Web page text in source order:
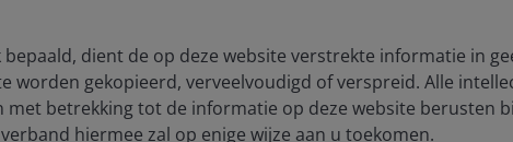
chips and AI-related technologies. This creates a
disengage without incurring meaningful economic
resilience and technological independence.
dient de op deze website verstrekte informatie in
worden gekopieerd, verveelvoudigd of verspreid. Alle
met betrekking tot de informatie op deze website berusten
hiermee zal op enige wijze aan u toekomen.